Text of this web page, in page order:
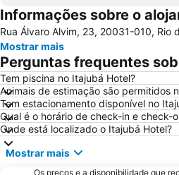
Lapa
Arpoador
Parque Olímpico
Centro
Praia do Leme
Estádio Mário Filho ou Maracanã
Praia do Recreio
Leme
Informações sobre o
Rua Álvaro Alvim, 23, 20031-010, Rio
Mostrar mais
Perguntas frequentes
Tem piscina no Itajubá Hotel?
Animais de estimação são permitidos
Tem estacionamento disponível no
Qual é o horário de check-in e check-
Onde está localizado o Itajubá Hotel?
Mostrar mais
Os preços e a disponibilidade que